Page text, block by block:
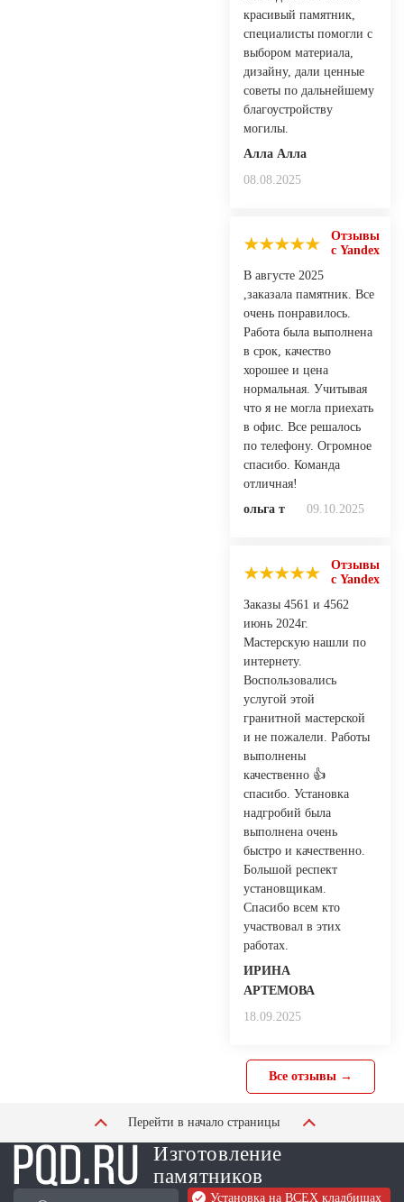
красивый памятник,
специалисты помогли с
выбором материала,
дизайну, дали ценные
советы по дальнейшему
благоустройству
могилы.
Алла Алла
08.08.2025
Отзывы
с Yandex
В августе 2025
,заказала памятник. Все
очень понравилось.
Работа была выполнена
в срок, качество
хорошее и цена
нормальная. Учитывая
что я не могла приехать
в офис. Все решалось
по телефону. Огромное
спасибо. Команда
отличная!
ольга т
09.10.2025
Отзывы
с Yandex
Заказы 4561 и 4562
июнь 2024г.
Мастерскую нашли по
интернету.
Воспользовались
услугой этой
гранитной мастерской
и не пожалели. Работы
выполнены
качественно 👍
спасибо. Установка
надгробий была
выполнена очень
быстро и качественно.
Большой респект
установщикам.
Спасибо всем кто
участвовал в этих
работах.
ИРИНА
АРТЕМОВА
18.09.2025
Все отзывы →
Перейти в начало страницы
Изготовление
памятников
Установка на ВСЕХ кладбищах